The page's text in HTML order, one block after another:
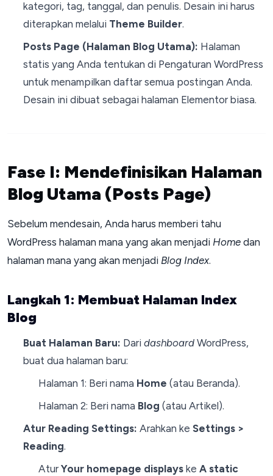
kategori, tag, tanggal, dan penulis. Desain ini harus
diterapkan melalui Theme Builder.
Posts Page (Halaman Blog Utama): Halaman
statis yang Anda tentukan di Pengaturan WordPress
untuk menampilkan daftar semua postingan Anda.
Desain ini dibuat sebagai halaman Elementor biasa.
Fase I: Mendefinisikan Halaman
Blog Utama (Posts Page)
Sebelum mendesain, Anda harus memberi tahu
WordPress halaman mana yang akan menjadi Home dan
halaman mana yang akan menjadi Blog Index.
Langkah 1: Membuat Halaman Index
Blog
Buat Halaman Baru: Dari dashboardWordPress,
buat dua halaman baru:
Halaman 1: Beri nama Home (atau Beranda).
Halaman 2: Beri nama Blog (atau Artikel).
Atur Reading Settings: Arahkan ke Settings >
Reading.
AturYour homepage displays keA static